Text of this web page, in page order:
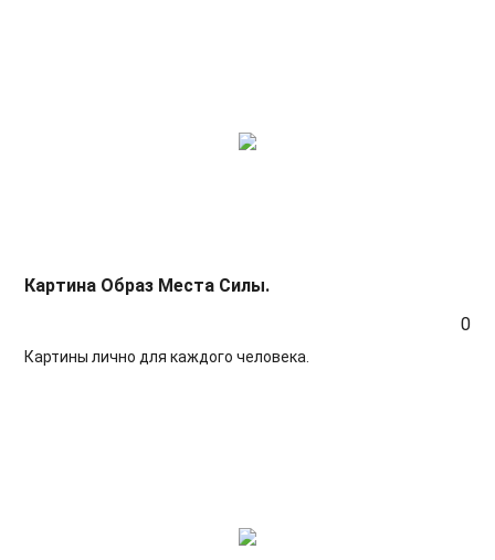
Картина Образ Места Силы.
0
Картины лично для каждого человека.